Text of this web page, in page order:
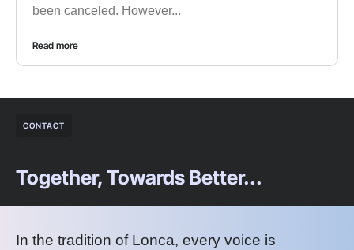
been canceled. However...
Read more
CONTACT
Together, Towards Better...
In the tradition of Lonca, every voice is